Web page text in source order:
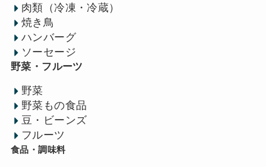
肉類（冷凍・冷蔵）
焼き鳥
ハンバーグ
ソーセージ
野菜・フルーツ
野菜
野菜もの食品
豆・ビーンズ
フルーツ
食品・調味料